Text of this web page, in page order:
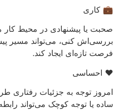
💼 کاری
صحبت یا پیشنهادی در محیط
بررسی‌اش کنی، می‌تواند مسیر
فرصت تازه‌ای ایجاد کند.
❤️ احساسی
امروز توجه به جزئیات رفتاری
ساده یا توجه کوچک می‌تواند